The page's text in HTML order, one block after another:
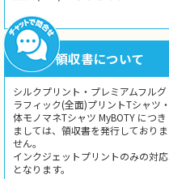
領収書について
シルクプリント・プレミアムフルグ
ラフィック(全面)プリントTシャツ・
体モノマネTシャツ MyBOTY につき
ましては、領収書を発行しておりま
せん。
インクジェットプリントのみの対応
となります。